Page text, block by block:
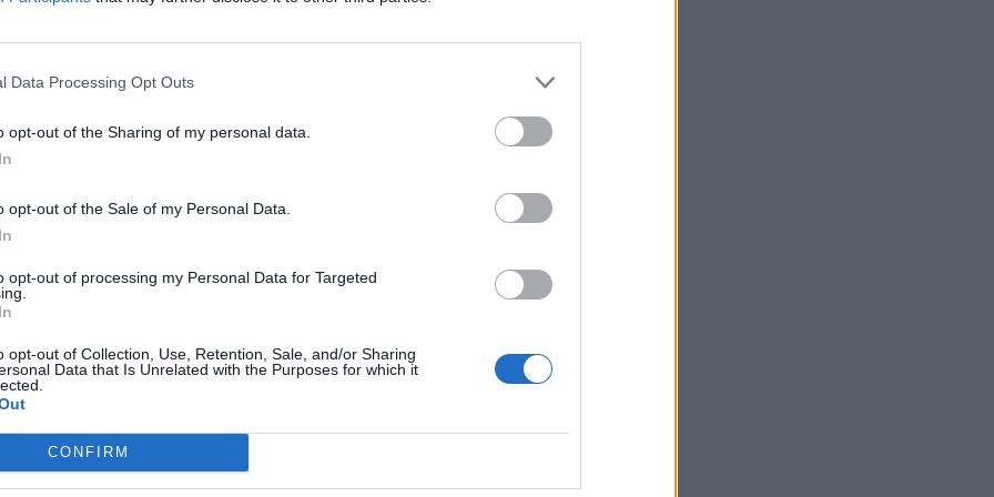
Data Processing Opt Outs
opt-out of the Sharing of my personal data.
opt-out of the Sale of my Personal Data.
opt-out of processing my Personal Data for Targeted
opt-out of Collection, Use, Retention, Sale, and/or Sharing
Data that Is Unrelated with the Purposes for which it
CONFIRM
portfolio.hu hírarchívumához tartozik, melynek olvasása előfizetéses
tartalmazza:
cikkarchívum